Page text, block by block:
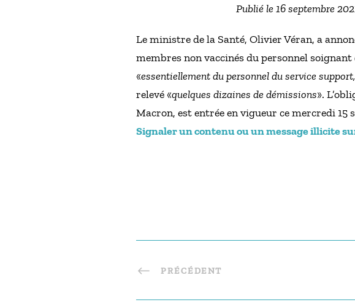
Publié le 16 septembre
Le ministre de la Santé, Olivier Véran, a
membres non vaccinés du personnel
«essentiellement du personnel du service
relevé «quelques dizaines de démissions».
Macron, est entrée en vigueur ce mercredi 15
Signaler un contenu ou un message illicite
PRÉCÉDENT